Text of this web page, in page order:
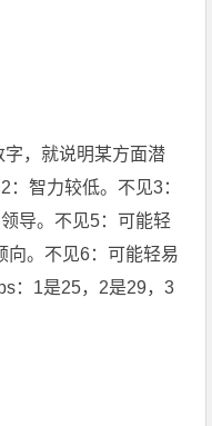
，就说明某方面潜
智力较低。不见3：
导。不见5：可能轻
向。不见6：可能轻易
：1是25，2是29，3